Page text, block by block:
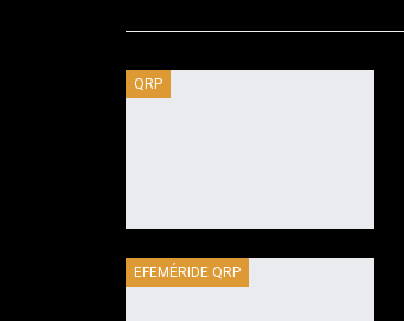
QRP
EFEMÉRIDE QRP